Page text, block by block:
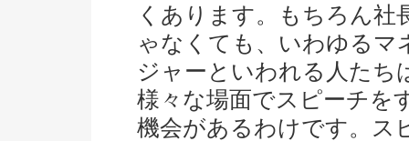
くあります。もちろん社
ゃなくても、いわゆるマ
ジャーといわれる人たち
様々な場面でスピーチを
機会があるわけです。ス